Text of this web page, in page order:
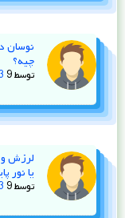
چیه؟
توسط9 ماه پیش
لرزش و
یا نور
توسط9 ماه پیش